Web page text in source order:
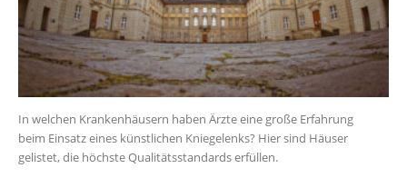
In welchen Krankenhäusern haben Ärzte eine große Erfahrung
beim Einsatz eines künstlichen Kniegelenks? Hier sind Häuser
gelistet, die höchste Qualitätsstandards erfüllen.